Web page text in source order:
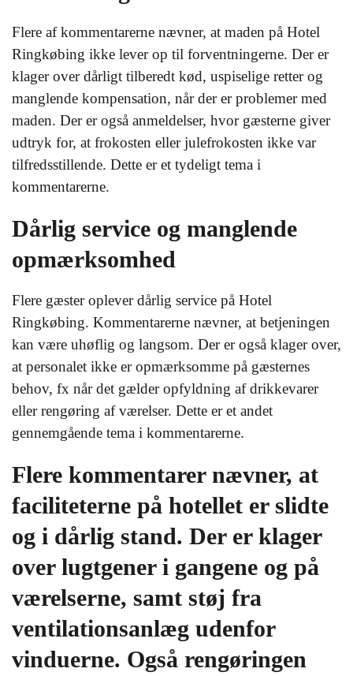
Flere af kommentarerne nævner, at maden på Hotel
Ringkøbing ikke lever op til forventningerne. Der er
klager over dårligt tilberedt kød, uspiselige retter og
manglende kompensation, når der er problemer med
maden. Der er også anmeldelser, hvor gæsterne giver
udtryk for, at frokosten eller julefrokosten ikke var
tilfredsstillende. Dette er et tydeligt tema i
kommentarerne.
Dårlig service og manglende
opmærksomhed
Flere gæster oplever dårlig service på Hotel
Ringkøbing. Kommentarerne nævner, at betjeningen
kan være uhøflig og langsom. Der er også klager over,
at personalet ikke er opmærksomme på gæsternes
behov, fx når det gælder opfyldning af drikkevarer
eller rengøring af værelser. Dette er et andet
gennemgående tema i kommentarerne.
Flere kommentarer nævner, at
faciliteterne på hotellet er slidte
og i dårlig stand. Der er klager
over lugtgener i gangene og på
værelserne, samt støj fra
ventilationsanlæg udenfor
vinduerne. Også rengøringen